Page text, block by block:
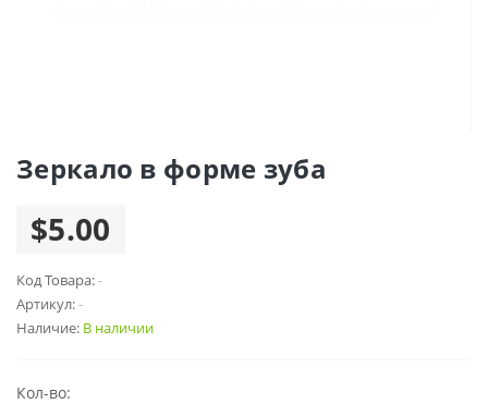
Зеркало в форме зуба
$5.00
Код Товара:-
Артикул:-
Наличие: В наличии
Кол-во: